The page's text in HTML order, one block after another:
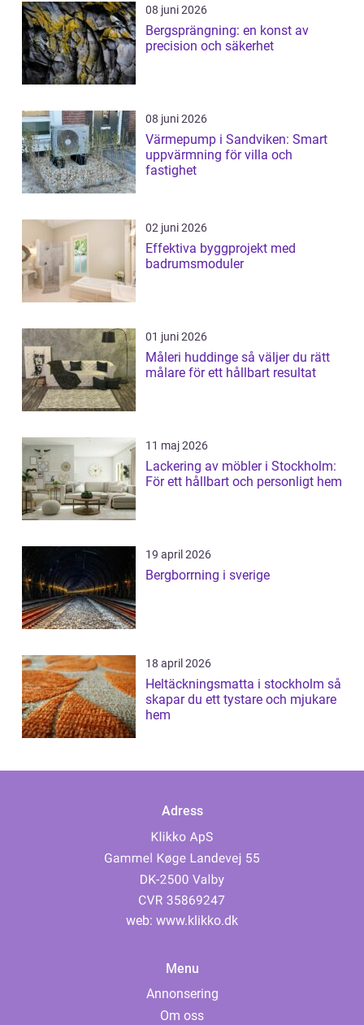
08 juni 2026
Bergsprängning: en konst av
precision och säkerhet
08 juni 2026
Värmepump i Sandviken: Smart
uppvärmning för villa och
fastighet
02 juni 2026
Effektiva byggprojekt med
badrumsmoduler
01 juni 2026
Måleri huddinge så väljer du rätt
målare för ett hållbart resultat
11 maj 2026
Lackering av möbler i Stockholm:
För ett hållbart och personligt hem
19 april 2026
Bergborrning i sverige
18 april 2026
Heltäckningsmatta i stockholm så
skapar du ett tystare och mjukare
hem
Adress
web: www.klikko.dk
Menu
Annonsering
Om oss